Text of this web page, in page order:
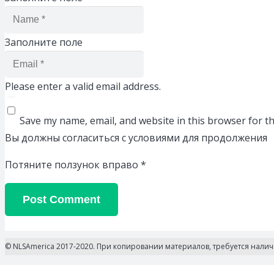
Заполните поле
Please enter a valid email address.
Save my name, email, and website in this browser for
Вы должны согласиться с условиями для продолжения
Потяните ползунок вправо *
Post Comment
© NLSAmerica 2017-2020. При копировании материалов, требуется